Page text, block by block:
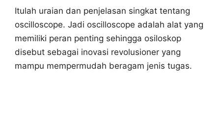
Itulah uraian dan penjelasan singkat tentang
oscilloscope. Jadi oscilloscope adalah alat yang
memiliki peran penting sehingga osiloskop
disebut sebagai inovasi revolusioner yang
mampu mempermudah beragam jenis tugas.